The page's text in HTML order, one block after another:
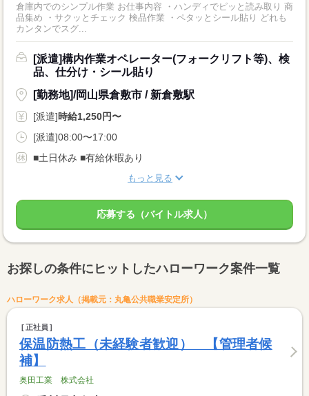
倉庫内でのシンプル作業 お仕事内容 ・ハンディでピッと読み取り 商
品集め ・サクッとチェック 検品作業 ・ペタッとシール貼り どれも
カンタンでスグ...
[派遣]構内作業オペレーター(フォークリフト等)、検
品、仕分け・シール貼り
[勤務地]/岡山県倉敷市 / 新倉敷駅
[派遣]時給1,250円〜
[派遣]08:00〜17:00
■土日休み ■有給休暇あり
もっと見る
応募する（バイトル求人）
お探しの条件にヒットしたハローワーク案件一覧
ハローワーク求人（掲載元：丸亀公共職業安定所）
正社員
保温防熱工（未経験者歓迎） 【管理者候
補】
奥田工業 株式会社